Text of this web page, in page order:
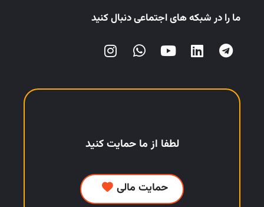
ما را در شبکه های اجتماعی دنبال کنید
لطفا از ما حمایت کنید
حمایت مالی